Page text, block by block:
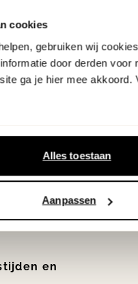
cookies
gebruiken wij
door derden voor
ga je hier mee akkoord.
Alles toestaan
Aanpassen
vtwonen
woon-,
mooiste
ontwerpen
en kleuren!
en